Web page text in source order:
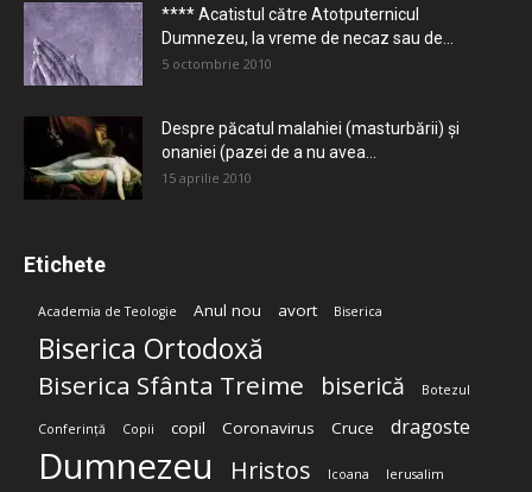
**** Acatistul către Atotputernicul
Dumnezeu, la vreme de necaz sau de...
5 octombrie 2010
Despre păcatul malahiei (masturbării) şi
onaniei (pazei de a nu avea...
15 aprilie 2010
Etichete
Academia de Teologie Anul nou avort Biserica
Biserica Ortodoxă
Biserica Sfânta Treime biserică Botezul
Conferință Copii copil Coronavirus Cruce dragoste
Dumnezeu Hristos Icoana Ierusalim